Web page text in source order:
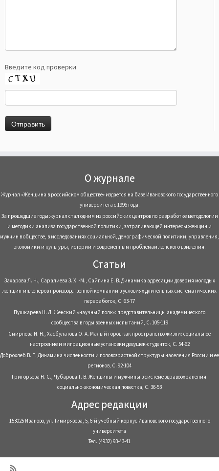
Введите код проверки
О журнале
Журнал «Женщина в российском обществе» издается на базе Ивановского государственного
университета с 1996 года.
За прошедшие годы журнал стал одним из российских центров по разработке методологии
и методики анализа государственной политики, затрагивающей интересы женщин и
мужчин в обществе, в исследованиях социальной, демографической политики, управления,
экономики и культуры, истории и современным проблемам женского движения.
Статьи
Захарова Л. Н., Саралиева З. Х. -М., Сайгина Е. В. Динамика адресации доверия молодых
женщин-инженеров производственной компании в условиях длительных систематических
переработок, С. 63-77
Пушкарева Н. Л. Женский «научный полк»: представительницы академического
сообщества в годы военных испытаний, С. 105-119
Смирнова И. Н., Хасбулатова О. А. Малый город как пространство жизни: социальное
настроение и миграционные установки девушек-студенток, С. 54-62
Доброхлеб В. Г. Динамика численности и половозрастной структуры населения России и ее
регионов, С. 92-104
Григорьева Н. С., Чубарова Т. В. Женщины и мужчины в системе здравоохранения:
социально-экономическая повестка, С. 36-53
Адрес редакции
153025 Иваново, ул. Тимирязева, 5, 6-й учебный корпус Ивановского государственного
университета
Тел. (4932) 93-43-41